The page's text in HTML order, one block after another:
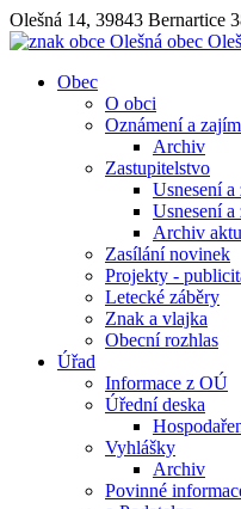
Olešná 14, 39843 Bernartice
obec
Obec
O obci
Oznámení a
Archiv
Zastupitelstvo
Usnesení
Usnesení
Archiv
Zasílání novinek
Projekty -
Letecké záběry
Znak a vlajka
Obecní rozhlas
Úřad
Informace z OÚ
Úřední deska
Vyhlášky
Archiv
Povinné